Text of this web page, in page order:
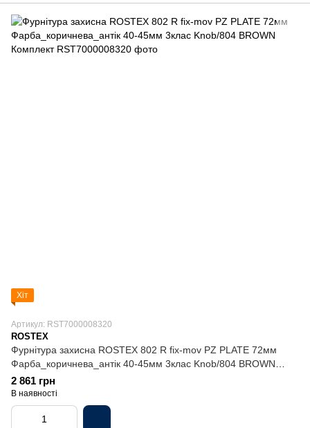
Хіт
Артикул: RST7000008320
ROSTEX
Фурнітура захисна ROSTEX 802 R fix-mov PZ PLATE 72мм
Фарба_коричнева_антік 40-45мм 3клас Knob/804 BROWN
Комплект
2 861 грн
В наявності